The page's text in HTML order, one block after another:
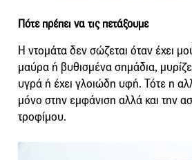
Πότε πρέπει να τις πετάξουμε
Η ντομάτα δεν σώζεται όταν έχει
μαύρα ή βυθισμένα σημάδια,
υγρά ή έχει γλοιώδη υφή. Τότε η
μόνο στην εμφάνιση αλλά και την
τροφίμου.